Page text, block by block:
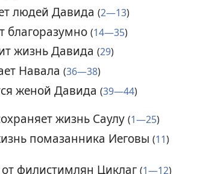
людей Давида (2—13)
благоразумно (14—35)
жизнь Давида(29)
Навала (36—38)
женой Давида (39—44)
жизнь Саулу (1—25)
помазанника Иеговы(11)
филистимлян Циклаг (1—12)